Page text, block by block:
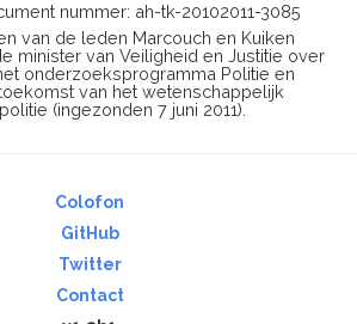
nummer: ah-tk-20102011-3085
van de leden Marcouch en Kuiken
minister van Veiligheid en Justitie over
onderzoeksprogramma Politie en
van het wetenschappelijk
(ingezonden 7 juni 2011).
Colofon
GitHub
Twitter
Contact